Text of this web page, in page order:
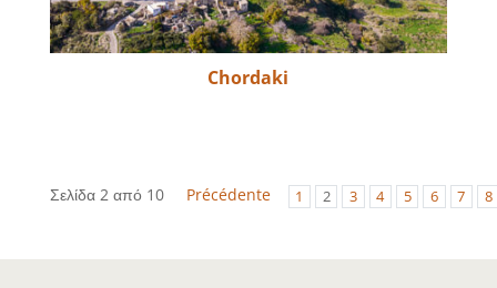
Chordaki
Σελίδα 2 από 10 Précédente 1 2 3 4 5 6 7 8